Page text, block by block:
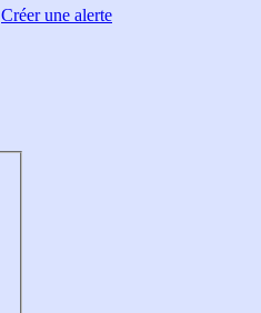
Créer une alerte